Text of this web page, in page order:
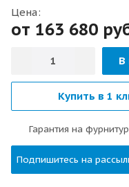
Цена:
от 163 680
В
Купить в 1
Гарантия на
Подпишитесь на